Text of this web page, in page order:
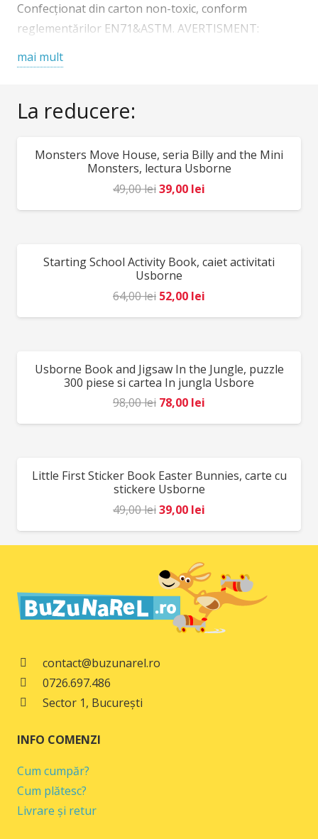
Confecționat din carton non-toxic, conform
reglementărilor EN71&ASTM. AVERTISMENT:
mici, pericol de sufocare. Se recomandă
jocului. Producător: Djeco, Franța.
mai mult
La reducere:
REDUCERI!
Monsters Move House, seria Billy and the Mini
Monsters, lectura Usborne
49,00leiPrețul
inițial
49,00 lei.
39,00 lei
curent
REDUCERI!
Starting School Activity Book, caiet activitati
Usborne
64,00lei Prețul
inițial
64,00 lei.
52,00 lei
curent
REDUCERI!
Usborne Book and Jigsaw In the Jungle, puzzle
300 piese si cartea In jungla Usbore
98,00lei Prețul
inițial
98,00 lei.
78,00 lei
curent
REDUCERI!
Little First Sticker Book Easter Bunnies, carte cu
stickere Usborne
49,00leiPrețul
inițial
a
fost:
49,00 lei.
39,00 lei
curent
este:
39,00 lei.
contact@buzunarel.ro
0726.697.486
Sector 1, București
INFO COMENZI
Cum cumpăr?
Cum plătesc?
Livrare și retur